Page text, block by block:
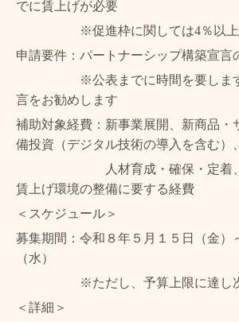
でに賃上げが必要
※促進枠に関しては4％以上の
申請要件：パートナーシップ構築宣言
※公表までに時間を要します
言をお勧めします
補助対象経費：新事業展開、新商品・
備投資（デジタル技術の導入を含む）、
人材育成・確保・定着、販
賃上げ環境の整備に要する経費
＜スケジュール＞
募集期間：令和８年５月１５日（金）
（水）
※ただし、予算上限に達し次第
＜詳細＞